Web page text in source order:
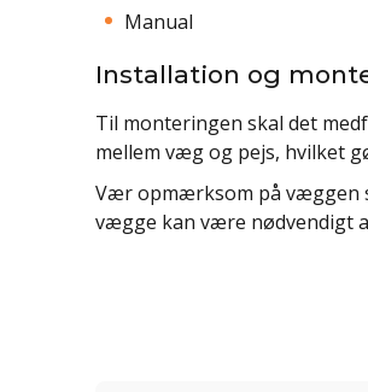
Manual
Installation og
Til monteringen skal det
mellem væg og pejs, hvilket
Vær opmærksom på væggen
vægge kan være nødvendigt